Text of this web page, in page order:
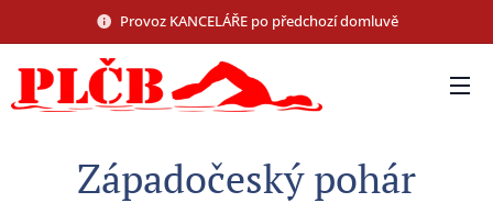
Provoz KANCELÁŘE po předchozí domluvě
Západočeský pohár